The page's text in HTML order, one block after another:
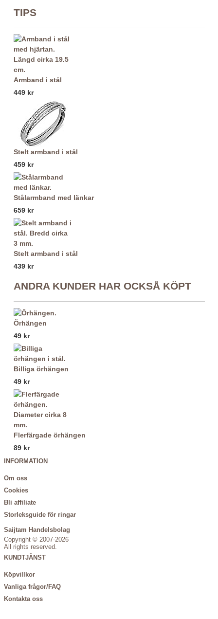
TIPS
Armband i stål
449 kr
Stelt armband i stål
459 kr
Stålarmband med länkar
659 kr
Stelt armband i stål
439 kr
ANDRA KUNDER HAR OCKSÅ KÖPT
Örhängen
49 kr
Billiga örhängen
49 kr
Flerfärgade örhängen
89 kr
INFORMATION
Om oss
Cookies
Bli affiliate
Storleksguide för ringar
Saijtam Handelsbolag
Copyright © 2007-2026
All rights reserved.
KUNDTJÄNST
Köpvillkor
Vanliga frågor/FAQ
Kontakta oss